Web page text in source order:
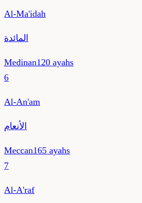
Al-Ma'idah
المائدة
Medinan120 ayahs
6
Al-An'am
الأنعام
Meccan165 ayahs
7
Al-A'raf